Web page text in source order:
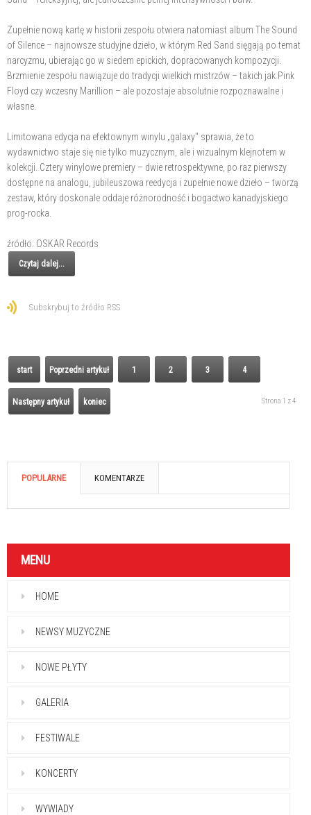
Zupełnie nową kartę w historii zespołu otwiera natomiast album The Sound
of Silence – najnowsze studyjne dzieło, w którym Red Sand sięgają po temat
narcyzmu, ubierając go w siedem epickich, dopracowanych kompozycji.
Brzmienie zespołu nawiązuje do tradycji wielkich mistrzów – takich jak Pink
Floyd czy wczesny Marillion – ale pozostaje absolutnie rozpoznawalne i
własne.
Limitowana edycja na efektownym winylu „galaxy" sprawia, że to
wydawnictwo staje się nie tylko muzycznym, ale i wizualnym klejnotem w
kolekcji. Cztery winylowe premiery – dwie retrospektywne, po raz pierwszy
dostępne na analogu, jubileuszowa reedycja i zupełnie nowe dzieło – tworzą
zestaw, który doskonale oddaje różnorodność i bogactwo kanadyjskiego
prog-rocka.
źródło: OSKAR Records
Czytaj dalej...
Subskrybuj to źródło RSS
start Poprzedni artykuł 1 2 3 4
Następny artykuł koniec Strona 1 z 4
POPULARNE KOMENTARZE
MENU
HOME
NEWSY MUZYCZNE
NOWE PŁYTY
GALERIA
FESTIWALE
KONCERTY
WYWIADY